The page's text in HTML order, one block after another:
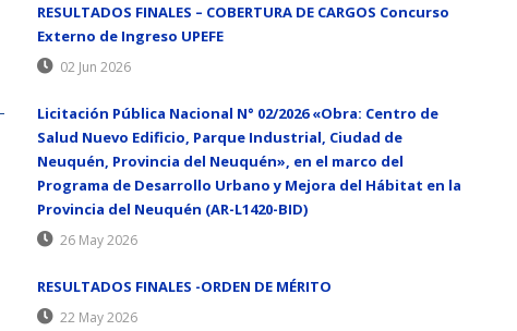
RESULTADOS FINALES – COBERTURA DE CARGOS Concurso
Externo de Ingreso UPEFE
02 Jun 2026
Licitación Pública Nacional N° 02/2026 «Obra: Centro de
Salud Nuevo Edificio, Parque Industrial, Ciudad de
Neuquén, Provincia del Neuquén», en el marco del
Programa de Desarrollo Urbano y Mejora del Hábitat en la
Provincia del Neuquén (AR-L1420-BID)
26 May 2026
RESULTADOS FINALES -ORDEN DE MÉRITO
22 May 2026